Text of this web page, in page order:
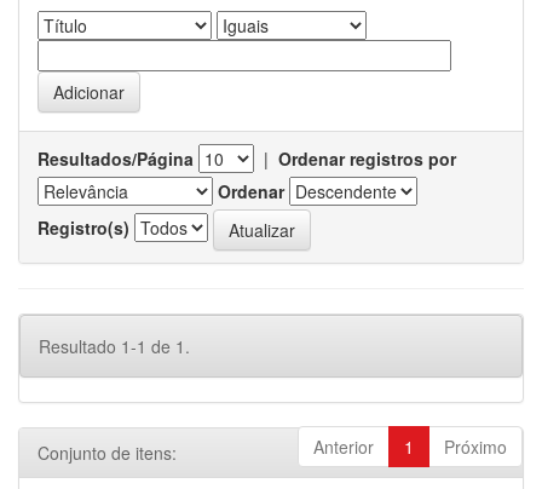
Resultados/Página | Ordenar registros por
Ordenar
Registro(s)
Resultado 1-1 de 1.
Anterior 1 Próximo
Conjunto de itens: